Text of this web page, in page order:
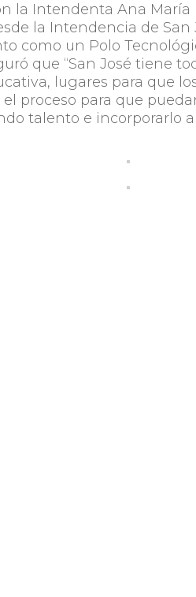
la Intendenta Ana
la Intendencia de San
como un Polo
que “San José tiene
lugares para que
proceso para que
talento e incorporarlo a